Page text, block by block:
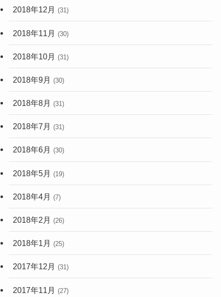
2018年12月 (31)
2018年11月 (30)
2018年10月 (31)
2018年9月 (30)
2018年8月 (31)
2018年7月 (31)
2018年6月 (30)
2018年5月 (19)
2018年4月 (7)
2018年2月 (26)
2018年1月 (25)
2017年12月 (31)
2017年11月 (27)